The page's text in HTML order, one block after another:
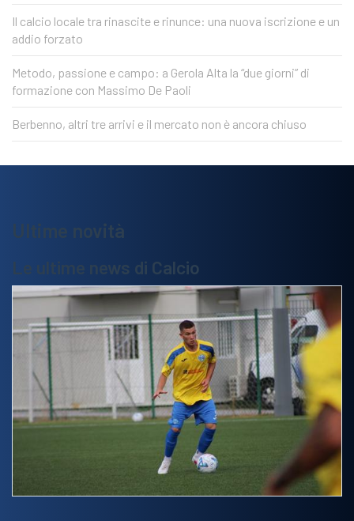
Il calcio locale tra rinascite e rinunce: una nuova iscrizione e un
addio forzato
Metodo, passione e campo: a Gerola Alta la “due giorni” di
formazione con Massimo De Paoli
Berbenno, altri tre arrivi e il mercato non è ancora chiuso
Ultime novità
Le ultime news di Calcio